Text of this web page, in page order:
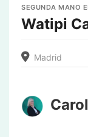
SEGUNDA MANO
Watipi
Madrid